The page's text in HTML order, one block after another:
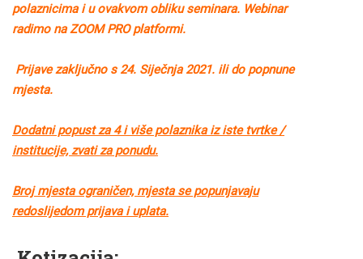
polaznicima i u ovakvom obliku seminara. Webinar
radimo na ZOOM PRO platformi.
Prijave zaključno s 24. Siječnja 2021. ili do popnune
mjesta.
Dodatni popust za 4 i više polaznika iz iste tvrtke /
institucije, zvati za ponudu.
Broj mjesta ograničen, mjesta se popunjavaju
redoslijedom prijava i uplata.